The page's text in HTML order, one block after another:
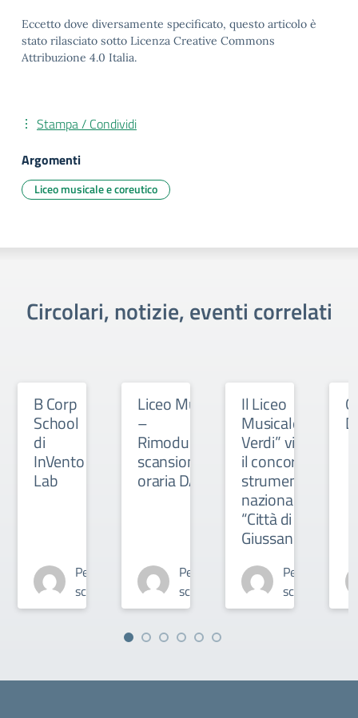
Eccetto dove diversamente specificato, questo articolo è
stato rilasciato sotto Licenza Creative Commons
Attribuzione 4.0 Italia.
Stampa / Condividi
Argomenti
Liceo musicale e coreutico
Circolari, notizie, eventi correlati
B Corp
School
di
InVento
Lab
Personale
scolastico
Liceo Musicale
–
Rimodulazione
scansione
oraria DAD
Personale
scolastico
Il Liceo
Musicale “G.
Verdi” vince
il concorso
strumentale
nazionale
“Città di
Giussano”
Personale
scolastico